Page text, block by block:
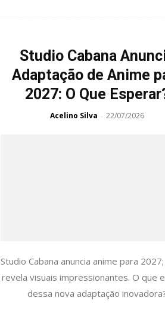
Studio Cabana
Adaptação de Anime
2027: O Que
Acelino Silva - 22/07/2026
Studio Cabana anuncia anime para
revela visuais impressionantes. O que
dessa nova adaptação